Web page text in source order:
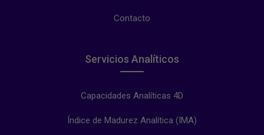
Contacto
Servicios Analíticos
Capacidades Analíticas 4D
Índice de Madurez Analítica (IMA)